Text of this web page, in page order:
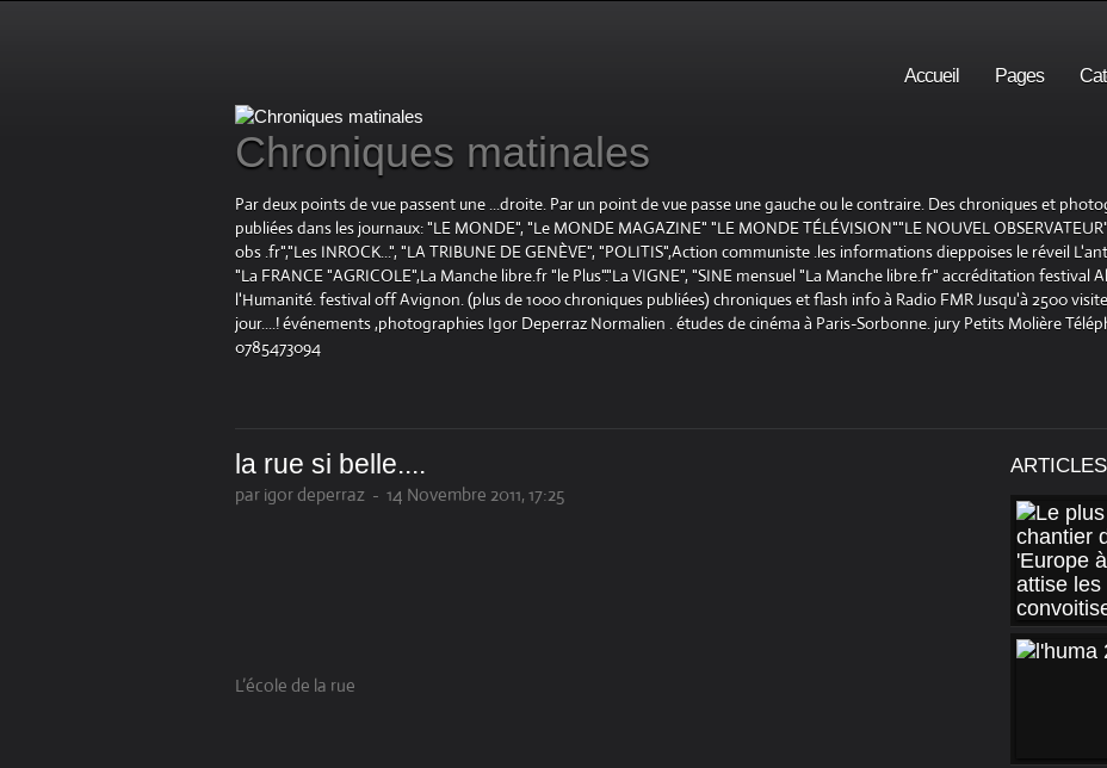
Accueil Pages
Chroniques matinales
Par deux points de vue passent une ...droite. Par un point de vue passe une gauche ou le contraire. Des chroniques et
publiées dans les journaux: "LE MONDE", "Le MONDE MAGAZINE" "LE MONDE TÉLÉVISION""LE NOUVEL
obs .fr","Les INROCK...", "LA TRIBUNE DE GENÈVE", "POLITIS",Action communiste .les informations dieppoises le réveil
"La FRANCE "AGRICOLE",La Manche libre.fr "le Plus"."La VIGNE", "SINE mensuel "La Manche libre.fr" accréditation festival
l'Humanité. festival off Avignon. (plus de 1000 chroniques publiées) chroniques et flash info à Radio FMR Jusqu'à 2500
jour....! événements ,photographies Igor Deperraz Normalien . études de cinéma à Paris-Sorbonne. jury Petits Molière
0785473094
la rue si belle....
par igor deperraz - 14 Novembre 2011, 17:25
L’école de la rue